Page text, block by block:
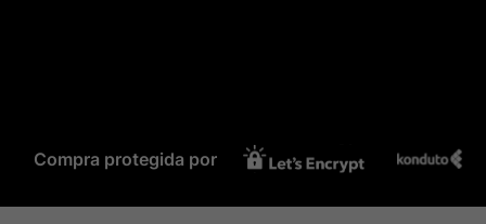
Compra protegida por